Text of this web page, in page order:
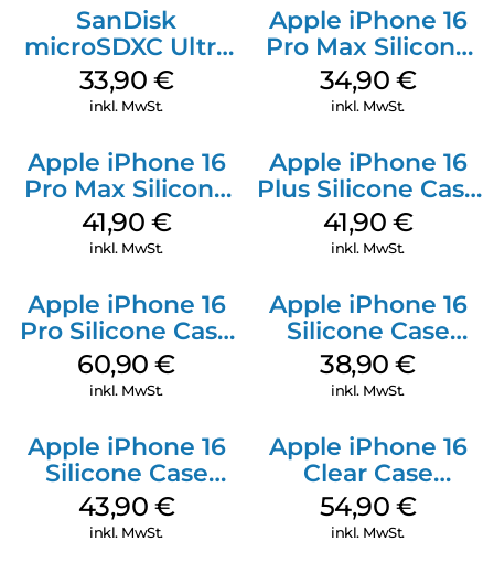
SanDisk
microSDXC Ultra
128 GB + Adapter
Mobile
33,90 €
inkl. MwSt.
Apple iPhone 16
Pro Max Silicone
Case MagSafe
Denim
34,90 €
inkl. MwSt.
Apple iPhone 16
Pro Max Silicone
Case MagSafe
Ultramarine
41,90 €
inkl. MwSt.
Apple iPhone 16
Plus Silicone Case
MagSafe Stone
Gray
41,90 €
inkl. MwSt.
Apple iPhone 16
Pro Silicone Case
MagSafe Stone
Gray
60,90€
inkl. MwSt.
Apple iPhone 16
Silicone Case
MagSafe
Ultramarine
38,90€
inkl. MwSt.
Apple iPhone 16
Silicone Case
MagSafe Plum
43,90 €
inkl. MwSt.
Apple iPhone 16
Clear Case
MagSafe
Transparent
54,90 €
inkl. MwSt.